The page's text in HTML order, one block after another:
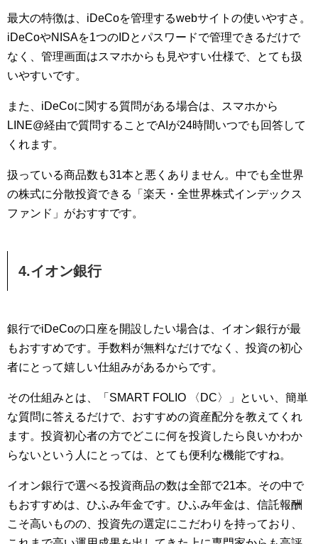
最大の特徴は、iDeCoを管理するwebサイトの使いやすさ。
iDeCoやNISAを1つのIDとパスワードで管理できるだけで
なく、管理画面はスマホからも見やすい仕様で、とても扱
いやすいです。
また、iDeCoに関する質問がある場合は、スマホから
LINE@経由で質問することでAIが24時間いつでも回答して
くれます。
扱っている商品数も31本と悪くありません。中でも全世界
の株式に分散投資できる「楽天・全世界株式インデックス
ファンド」がおすすです。
4.イオン銀行
銀行でiDeCoの口座を開設したい場合は、イオン銀行が最
もおすすめです。手数料が無料なだけでなく、投資の初心
者にとって嬉しい仕組みがあるからです。
その仕組みとは、「SMART FOLIO 〈DC〉」といい、簡単
な質問に答えるだけで、おすすめの資産配分を教えてくれ
ます。投資初心者の方でどこに何を投資したら良いかわか
らないという人にとっては、とても便利な機能ですね。
イオン銀行で選べる投資商品の数は全部で21本。その中で
もおすすめは、ひふみ年金です。ひふみ年金は、信託報酬
こそ高いものの、投資先の選定にこだわりを持っており、